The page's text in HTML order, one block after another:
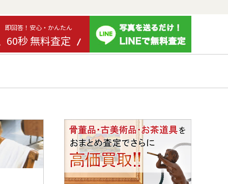
即回答！安心・かんたん
60秒 無料査定